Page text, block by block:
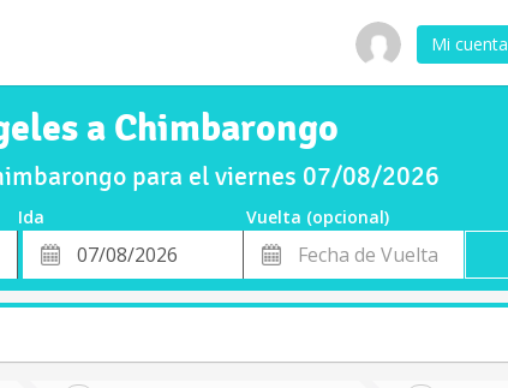
Mi cuenta
a Chimbarongo
para el viernes 07/08/2026
Ida
Vuelta (opcional)
Fecha
de
Fecha
de
Vuelta